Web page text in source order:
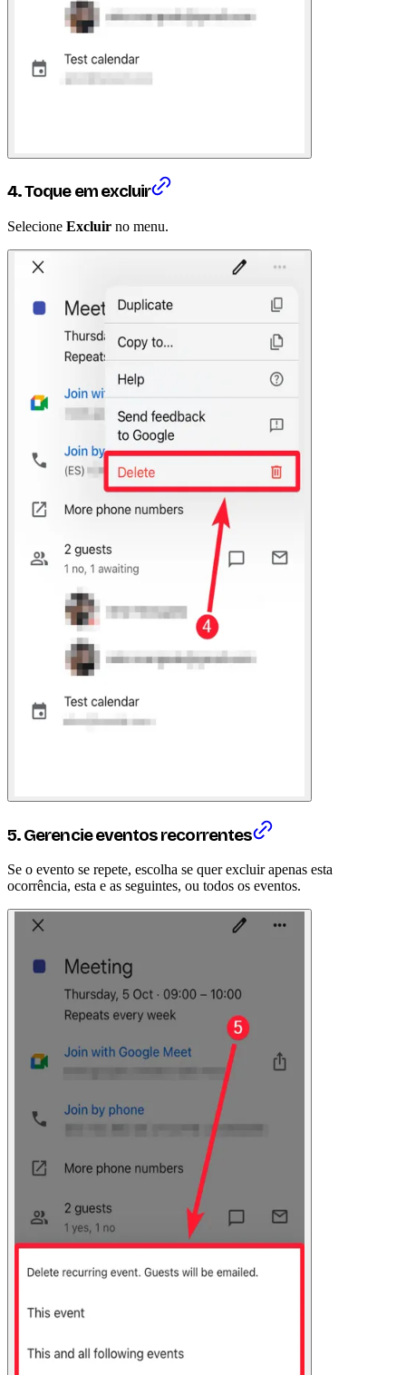
4. Toque em excluir
Selecione Excluir no menu.
5. Gerencie eventos recorrentes
Se o evento se repete, escolha se quer excluir apenas esta
ocorrência, esta e as seguintes, ou todos os eventos.